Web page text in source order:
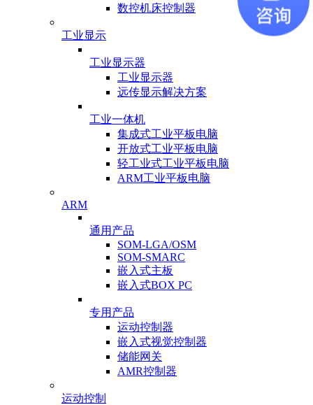
数控机床控制器
工业显示
工业显示器
工业显示器
远传显示解决方案
工业一体机
集成式工业平板电脑
开放式工业平板电脑
轻工业式工业平板电脑
ARM工业平板电脑
ARM
通用产品
SOM-LGA/OSM
SOM-SMARC
嵌入式主板
嵌入式BOX PC
专用产品
运动控制器
嵌入式视觉控制器
储能网关
AMR控制器
运动控制